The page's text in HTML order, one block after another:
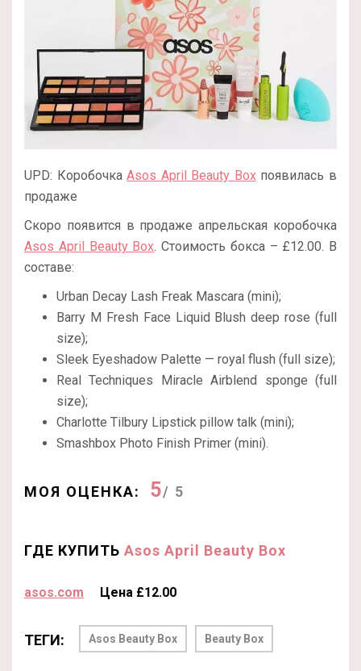
UPD: КоробочкаAsos April Beauty Boxпоявилась в
продаже
Скоро появится в продаже апрельская коробочка
Asos April Beauty Box. Стоимость бокса – £12.00. В
составе:
Urban Decay Lash Freak Mascara (mini);
Barry M Fresh Face Liquid Blush deep rose (full
size);
Sleek Eyeshadow Palette — royal flush (full size);
Real Techniques Miracle Airblend sponge (full
size);
Charlotte Tilbury Lipstick pillow talk (mini);
Smashbox Photo Finish Primer (mini).
МОЯ ОЦЕНКА: 5/ 5
ГДЕ КУПИТЬ Asos April Beauty Box
asos.com Цена £12.00
ТЕГИ: Asos Beauty Box Beauty Box